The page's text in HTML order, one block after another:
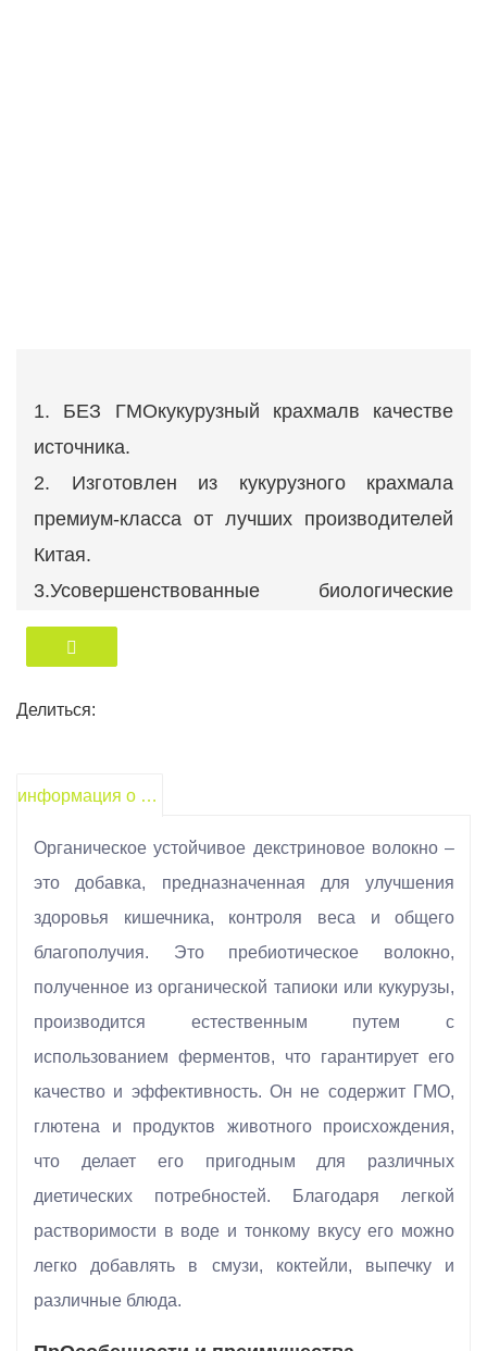
1. БЕЗ ГМОкукурузный крахмалв качестве
источника.
2. Изготовлен из кукурузного крахмала
премиум-класса от лучших производителей
Китая.
3.Усовершенствованные биологические
ферменты, импортированные из-за границы.
4.Прецизионная производственная линия
контроля качества.
Делиться:
информация о продукте
Органическое устойчивое декстриновое волокно –
это добавка, предназначенная для улучшения
здоровья кишечника, контроля веса и общего
благополучия. Это пребиотическое волокно,
полученное из органической тапиоки или кукурузы,
производится естественным путем с
использованием ферментов, что гарантирует его
качество и эффективность. Он не содержит ГМО,
глютена и продуктов животного происхождения,
что делает его пригодным для различных
диетических потребностей. Благодаря легкой
растворимости в воде и тонкому вкусу его можно
легко добавлять в смузи, коктейли, выпечку и
различные блюда.